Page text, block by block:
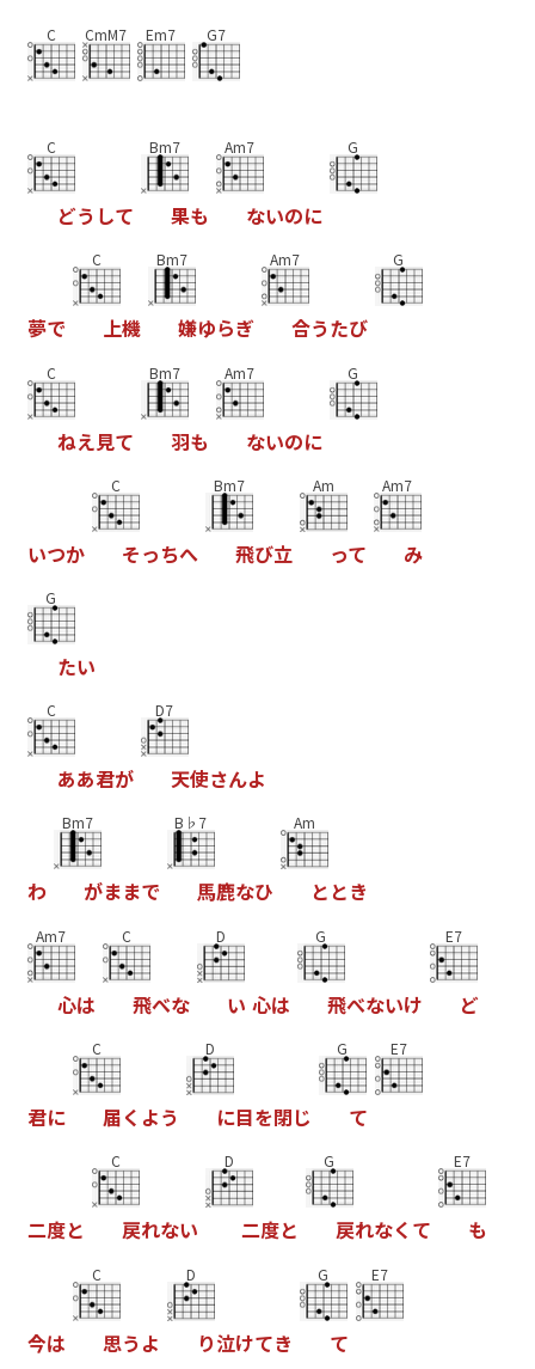
C CmM7 Em7 G7
C
とう して
Bm7
果も
Am7
ないのに
G
夢て
C
上機
Bm7
嫌ゆらき
Am7
合うたひ
G
C
ねえ見て
Bm7
羽も
Am7
ないのに
G
いつか
C
そっちへ
Bm7
飛ひ立
Am
って
Am7
み
G
たい
C
ああ君か
D7
天使さんよ
わ
Bm7
かままて
B♭7
馬鹿なひ
Am
と とき
Am7
心は
C
飛へな
D
い 心は
G
飛へないけ
E7
と
君に
C
届く よう
D
に目を閉し
G
て
E7
二度と
C
戻れない
D
二度と
G
戻れなく て
E7
も
今は
C
思う よ
D
り泣けてき
G
て
E7